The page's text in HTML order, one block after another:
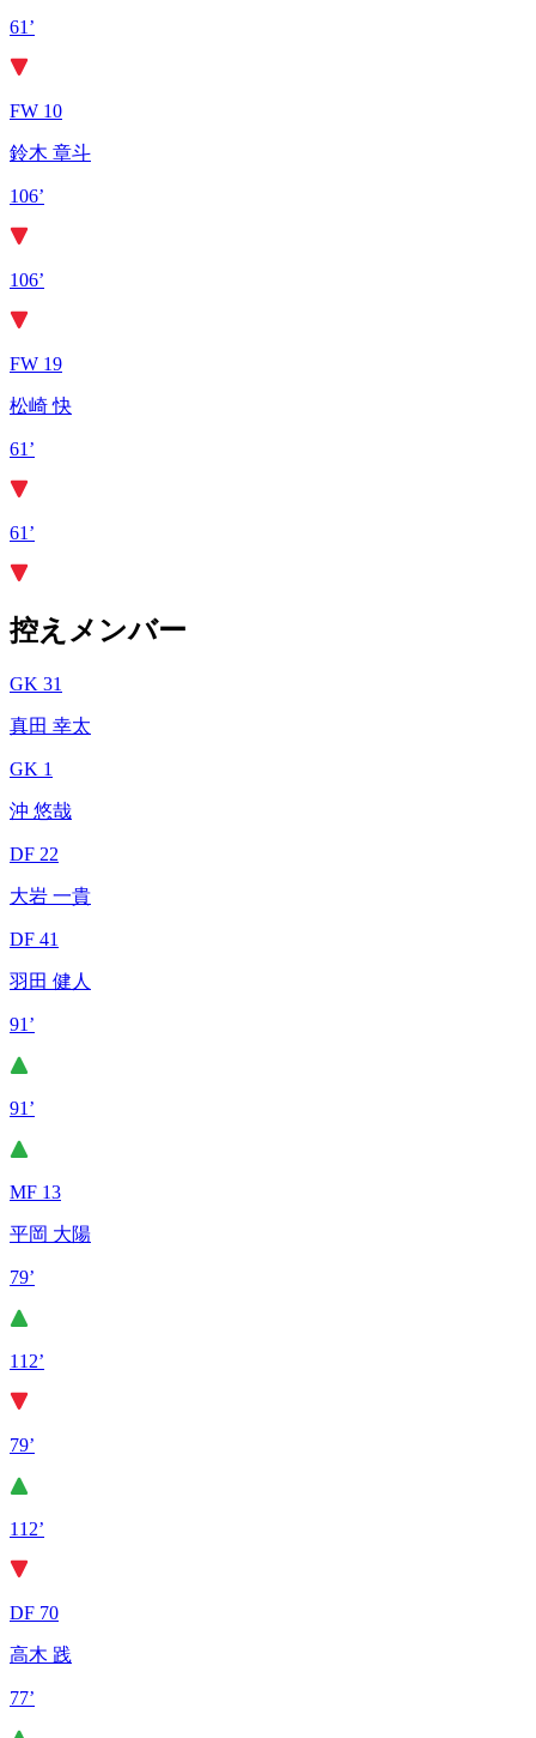
61’
FW 10
鈴木 章斗
106’
106’
FW 19
松崎 快
61’
61’
控えメンバー
GK 31
真田 幸太
GK 1
沖 悠哉
DF 22
大岩 一貴
DF 41
羽田 健人
91’
91’
MF 13
平岡 大陽
79’
112’
79’
112’
DF 70
高木 践
77’